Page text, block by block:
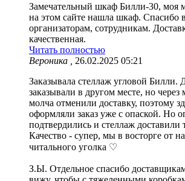
Замечательный шкаф Билли-30, моя
на этом сайте нашла шкаф. Спасибо
организаторам, сотрудникам.
качественная.
Читать полностью
Вероника ,
26.02.2025 05:21
Заказывала стеллаж угловой Билли.
заказывали в другом месте, но через
молча отменили доставку, поэтому
оформляли заказ уже с опаской. Но
подтвердились и стеллаж доставили
Качество - супер, мы в восторге от
читального уголка ♡
З.Ы. Отдельное спасибо